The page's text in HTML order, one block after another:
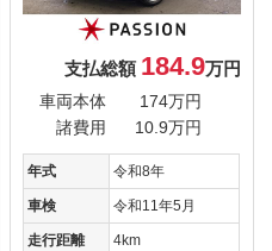
支払総額 184.9万円
車両本体
174万円
諸費用
10.9万円
年式 令和8年
車検 令和11年5月
走行距離 4km